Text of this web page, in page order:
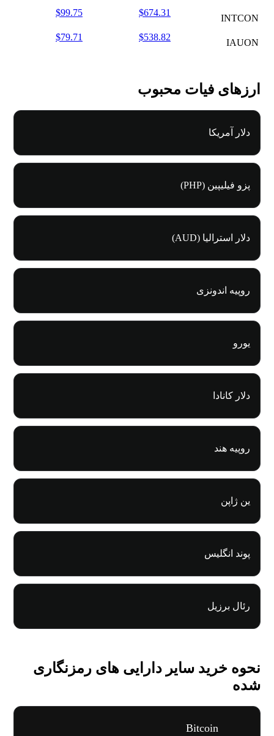
INTCON
$674.31
$99.75
IAUON
$538.82
$79.71
ارزهای فیات محبوب
دلار آمریکا
پزو فیلیپین (PHP)
دلار استرالیا (AUD)
روپیه اندونزی
یورو
دلار کانادا
روپیه هند
ین ژاپن
پوند انگلیس
رئال برزیل
نحوه خرید سایر دارایی های رمزنگاری
شده
Bitcoin